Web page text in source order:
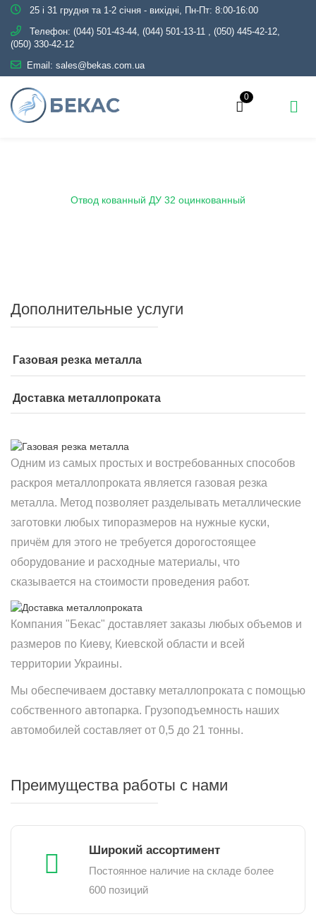
25 і 31 грудня та 1-2 січня - вихідні, Пн-Пт: 8:00-16:00
Телефон: (044) 501-43-44, (044) 501-13-11 , (050) 445-42-12,
(050) 330-42-12
Email: sales@bekas.com.ua
0
Отвод кованный ДУ 32 оцинкованный
Дополнительные услуги
Газовая резка металла
Доставка металлопроката
Одним из самых простых и востребованных способов
раскроя металлопроката является газовая резка
металла. Метод позволяет разделывать металлические
заготовки любых типоразмеров на нужные куски,
причём для этого не требуется дорогостоящее
оборудование и расходные материалы, что
сказывается на стоимости проведения работ.
Компания "Бекас" доставляет заказы любых объемов и
размеров по Киеву, Киевской области и всей
территории Украины.
Мы обеспечиваем доставку металлопроката с помощью
собственного автопарка. Грузоподъемность наших
автомобилей составляет от 0,5 до 21 тонны.
Преимущества работы с нами
Широкий ассортимент
Постоянное наличие на складе более
600 позиций